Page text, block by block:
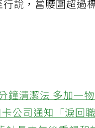
說，當腰圍超過
鐘清潔法 多加一
公司通知「淚回